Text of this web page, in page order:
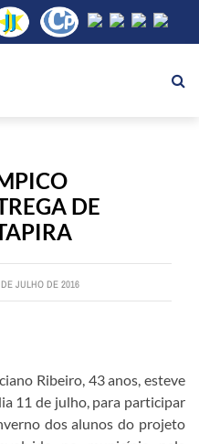
DE
JULHO DE 2016
Ribeiro, 43 anos, esteve
11 de julho, para participar
dos alunos do projeto